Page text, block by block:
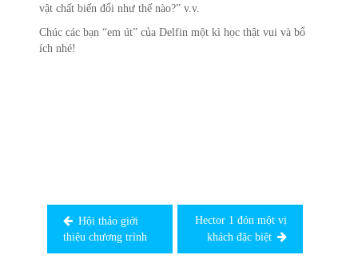
vật chất biến đổi như thế nào?” v.v.
Chúc các bạn “em út” của Delfin một kì học thật vui và bổ
ích nhé!
Hội thảo giới
thiệu chương trình
Hector 1 đón một vị
khách đặc biệt